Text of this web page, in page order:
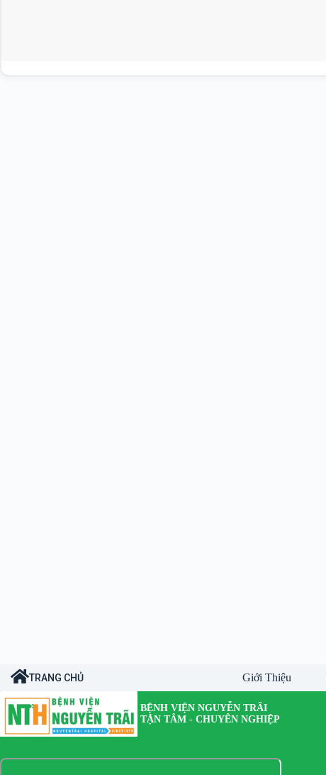
TRANG CHỦ Giới Thiệu
BỆNH VIỆN NGUYỄN TRÃI
TẬN TÂM - CHUYÊN NGHIỆP